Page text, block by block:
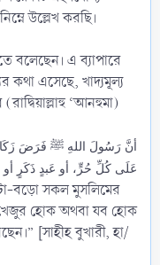
উল্লেখ করছি।
কথা এসেছে, খাদ্যমূল্য
‘আনহুমা)
أنَّ رَسُولَ اللهِ ﷺ فَرَضَ
عَلَى كُلِّ حُرٍّ، أو عَبدٍ ذَكَرٍ أو
বড়ো সকল মুসলিমের
[সাহীহ বুখারী, হা/